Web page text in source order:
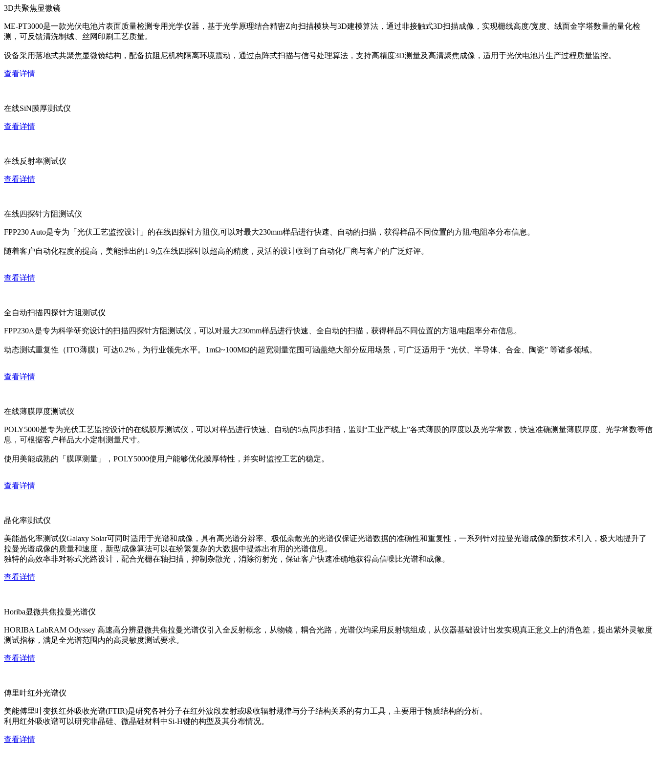
3D共聚焦显微镜
ME-PT3000是一款光伏电池片表面质量检测专用光学仪器，基于光学原理结合精密Z向扫描模块与3D建模算法，通过非接触式3D扫描成像，实现栅线高度/宽度、绒面金字塔数量的量化检
测，可反馈清洗制绒、丝网印刷工艺质量。
设备采用落地式共聚焦显微镜结构，配备抗阻尼机构隔离环境震动，通过点阵式扫描与信号处理算法，支持高精度3D测量及高清聚焦成像，适用于光伏电池片生产过程质量监控。
查看详情
在线SiN膜厚测试仪
查看详情
在线反射率测试仪
查看详情
在线四探针方阻测试仪
FPP230 Auto是专为「光伏工艺监控设计」的在线四探针方阻仪,可以对最大230mm样品进行快速、自动的扫描，获得样品不同位置的方阻/电阻率分布信息。
随着客户自动化程度的提高，美能推出的1-9点在线四探针以超高的精度，灵活的设计收到了自动化厂商与客户的广泛好评。
查看详情
全自动扫描四探针方阻测试仪
FPP230A是专为科学研究设计的扫描四探针方阻测试仪，可以对最大230mm样品进行快速、全自动的扫描，获得样品不同位置的方阻/电阻率分布信息。
动态测试重复性（ITO薄膜）可达0.2%，为行业领先水平。1mΩ~100MΩ的超宽测量范围可涵盖绝大部分应用场景，可广泛适用于 “光伏、半导体、合金、陶瓷” 等诸多领域。
查看详情
在线薄膜厚度测试仪
POLY5000是专为光伏工艺监控设计的在线膜厚测试仪，可以对样品进行快速、自动的5点同步扫描，监测“工业产线上”各式薄膜的厚度以及光学常数，快速准确测量薄膜厚度、光学常数等信
息，可根据客户样品大小定制测量尺寸。
使用美能成熟的「膜厚测量」，POLY5000使用户能够优化膜厚特性，并实时监控工艺的稳定。
查看详情
晶化率测试仪
美能晶化率测试仪Galaxy Solar可同时适用于光谱和成像，具有高光谱分辨率、极低杂散光的光谱仪保证光谱数据的准确性和重复性，一系列针对拉曼光谱成像的新技术引入，极大地提升了
拉曼光谱成像的质量和速度，新型成像算法可以在纷繁复杂的大数据中提炼出有用的光谱信息。
独特的高效率非对称式光路设计，配合光栅在轴扫描，抑制杂散光，消除衍射光，保证客户快速准确地获得高信噪比光谱和成像。
查看详情
Horiba显微共焦拉曼光谱仪
HORIBA LabRAM Odyssey 高速高分辨显微共焦拉曼光谱仪引入全反射概念，从物镜，耦合光路，光谱仪均采用反射镜组成，从仪器基础设计出发实现真正意义上的消色差，提出紫外灵敏度
测试指标，满足全光谱范围内的高灵敏度测试要求。
查看详情
傅里叶红外光谱仪
美能傅里叶变换红外吸收光谱(FTIR)是研究各种分子在红外波段发射或吸收辐射规律与分子结构关系的有力工具，主要用于物质结构的分析。
利用红外吸收谱可以研究非晶硅、微晶硅材料中Si-H键的构型及其分布情况。
查看详情